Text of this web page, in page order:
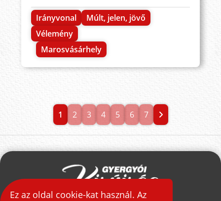
Irányvonal
Múlt, jelen, jövő
Vélemény
Marosvásárhely
1 2 3 4 5 6 7
Ez az oldal cookie-kat használ. Az